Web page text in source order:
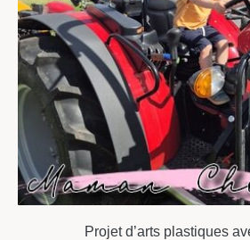
Projet d’arts plastiques